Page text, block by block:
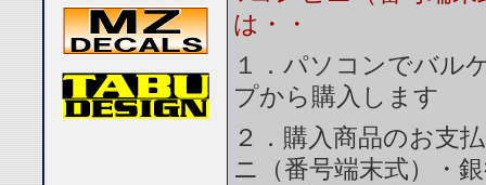
は・・
１．パソコンでバル
プから購入します
２．購入商品のお支
ニ（番号端末式）・